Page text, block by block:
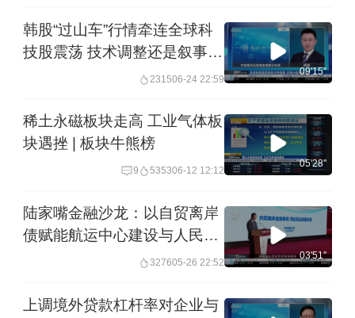
韩股“过山车”行情牵连全球科
技股震荡 技术调整还是叙事拐
231506-24 22:59
09'15''
稀土永磁板块走高 工业气体板
块遇挫 | 板块牛熊榜
9 535306-12 12:12
05'28''
陆家嘴金融沙龙：以自贸离岸
债赋能航运中心建设与人民币
327605-26 22:52
03'51''
上调境外贷款杠杆率对企业与